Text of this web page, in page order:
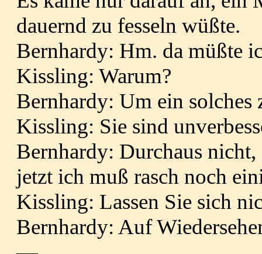
dauernd zu fesseln wüßte.
Bernhardy: Hm. da müßte
Kissling: Warum?
Bernhardy: Um ein solches
Kissling: Sie sind
Bernhardy: Durchaus
jetzt ich muß rasch noch
Kissling: Lassen Sie sich
Bernhardy: Auf